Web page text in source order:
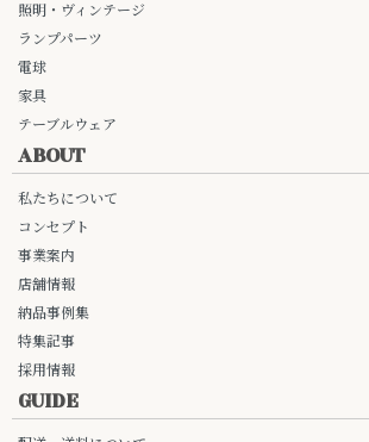
照明・ヴィンテージ
ランプパーツ
電球
家具
テーブルウェア
ABOUT
私たちについて
コンセプト
事業案内
店舗情報
納品事例集
特集記事
採用情報
GUIDE